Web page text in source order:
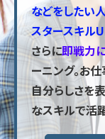
などをしたい
スタースキル
さらに即戦力
ーニング。お
自分らしさを
なスキルで活